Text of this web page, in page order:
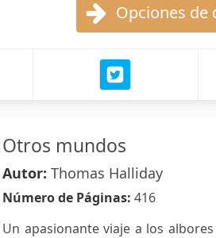
Opciones de
Otros mundos
Autor: Thomas Halliday
Número de Páginas: 416
Un apasionante viaje a los